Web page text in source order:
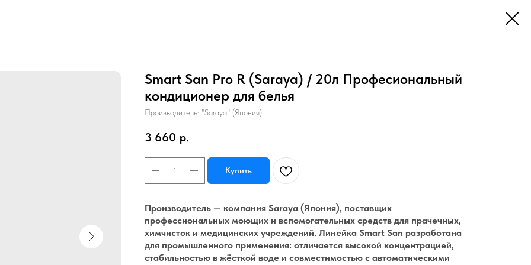
Smart San Pro R (Saraya) / 20л Професиональный
кондиционер для белья
Производитель: "Saraya" (Япония)
3 660 р.
Купить
Производитель — компания Saraya (Япония), поставщик
профессиональных моющих и вспомогательных средств для прачечных,
химчисток и медицинских учреждений. Линейка Smart San разработана
для промышленного применения: отличается высокой концентрацией,
стабильностью в жёсткой воде и совместимостью с автоматическими